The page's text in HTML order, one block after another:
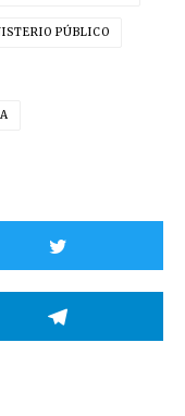
PÚBLICO